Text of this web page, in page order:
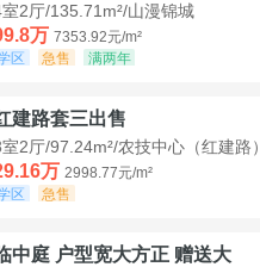
2厅/135.71m²/山漫锦城
万 7353.92元/m²
区
急售 满两年
建路套三出售
2厅/97.24m²/农技中心（红建路）
万 2998.77元/m²
区
急售
中庭 户型宽大方正 赠送大